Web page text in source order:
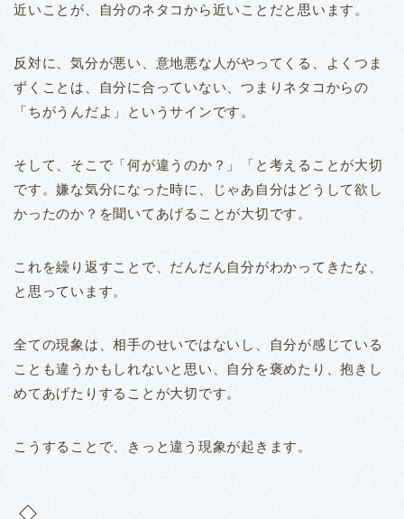
近いことが、自分のネタコから近いことだと思います。
反対に、気分が悪い、意地悪な人がやってくる、よくつま
ずくことは、自分に合っていない、つまりネタコからの
「ちがうんだよ」というサインです。
そして、そこで「何が違うのか？」「と考えることが大切
です。嫌な気分になった時に、じゃあ自分はどうして欲し
かったのか？を聞いてあげることが大切です。
これを繰り返すことで、だんだん自分がわかってきたな、
と思っています。
全ての現象は、相手のせいではないし、自分が感じている
ことも違うかもしれないと思い、自分を褒めたり、抱きし
めてあげたりすることが大切です。
こうすることで、きっと違う現象が起きます。